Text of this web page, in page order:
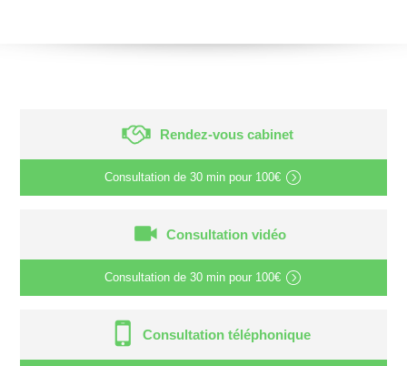
Rendez-vous cabinet
Consultation de 30 min pour 100€
Consultation vidéo
Consultation de 30 min pour 100€
Consultation téléphonique